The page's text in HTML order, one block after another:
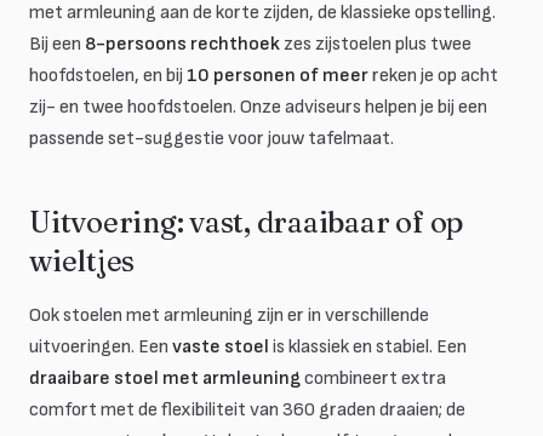
met armleuning aan de korte zijden, de klassieke opstelling.
Bij een 8-persoons rechthoekzes zijstoelen plus twee
hoofdstoelen, en bij 10 personen of meerreken je op acht
zij- en twee hoofdstoelen. Onze adviseurs helpen je bij een
passende set-suggestie voor jouw tafelmaat.
Uitvoering: vast, draaibaar of op
wieltjes
Ook stoelen met armleuning zijn er in verschillende
uitvoeringen. Een vaste stoel is klassiek en stabiel. Een
draaibare stoel met armleuningcombineert extra
comfort met de flexibiliteit van 360 graden draaien; de